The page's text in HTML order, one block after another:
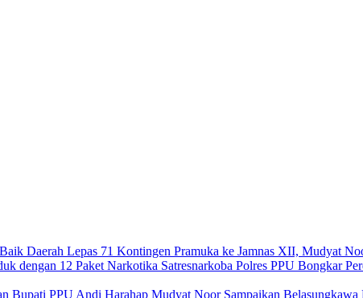
Lepas 71 Kontingen Pramuka ke Jamnas XII, Mudyat
Satresnarkoba Polres PPU Bongkar
Mudyat Noor Sampaikan